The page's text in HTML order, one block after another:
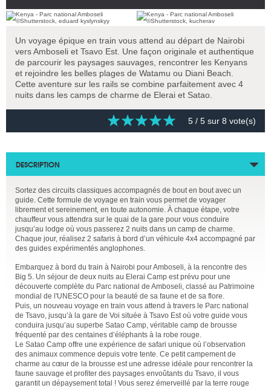
Un voyage épique en train vous attend au départ de Nairobi
vers Amboseli et Tsavo Est. Une façon originale et authentique
de parcourir les paysages sauvages, rencontrer les Kenyans
et rejoindre les belles plages de Watamu ou Diani Beach.
Cette aventure sur les rails se combine parfaitement avec 4
nuits dans les camps de charme de Elerai et Satao.
5 / 5 sur 8 vote(s)
DESCRIPTION
Sortez des circuits classiques accompagnés de bout en bout avec un
guide. Cette formule de voyage en train vous permet de voyager
librement et sereinement, en toute autonomie. À chaque étape, votre
chauffeur vous attendra sur le quai de la gare pour vous conduire
jusqu’au lodge où vous passerez 2 nuits dans un camp de charme.
Chaque jour, réalisez 2 safaris à bord d’un véhicule 4x4 accompagné par
des guides expérimentés anglophones.
Embarquez à bord du train à Nairobi pour Amboseli, à la rencontre des
Big 5. Un séjour de deux nuits au Elerai Camp est prévu pour une
découverte complète du Parc national de Amboseli, classé au Patrimoine
mondial de l'UNESCO pour la beauté de sa faune et de sa flore.
Puis, un nouveau voyage en train vous attend à travers le Parc national
de Tsavo, jusqu’à la gare de Voi située à Tsavo Est où votre guide vous
conduira jusqu’au superbe Satao Camp, véritable camp de brousse
fréquenté par des centaines d’éléphants à la robe rouge.
Le Satao Camp offre une expérience de safari unique où l’observation
des animaux commence depuis votre tente. Ce petit campement de
charme au cœur de la brousse est une adresse idéale pour rencontrer la
faune sauvage et profiter des paysages envoûtants du Tsavo, il vous
garantit un dépaysement total ! Vous serez émerveillé par la terre rouge